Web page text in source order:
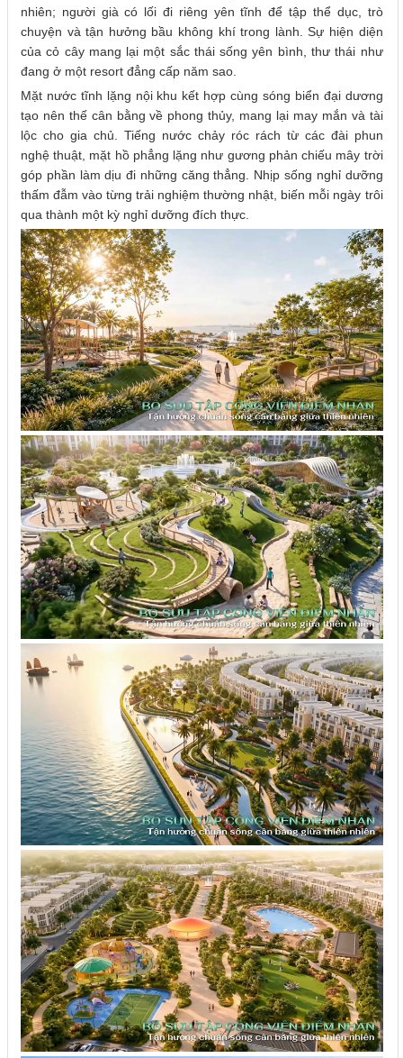
nhiên; người già có lối đi riêng yên tĩnh để tập thể dục, trò
chuyện và tận hưởng bầu không khí trong lành. Sự hiện diện
của cỏ cây mang lại một sắc thái sống yên bình, thư thái như
đang ở một resort đẳng cấp năm sao.
Mặt nước tĩnh lặng nội khu kết hợp cùng sóng biển đại dương
tạo nên thế cân bằng về phong thủy, mang lại may mắn và tài
lộc cho gia chủ. Tiếng nước chảy róc rách từ các đài phun
nghệ thuật, mặt hồ phẳng lặng như gương phản chiếu mây trời
góp phần làm dịu đi những căng thẳng. Nhịp sống nghỉ dưỡng
thấm đẫm vào từng trải nghiệm thường nhật, biến mỗi ngày trôi
qua thành một kỳ nghỉ dưỡng đích thực.